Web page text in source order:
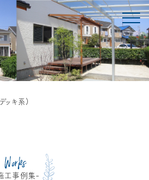
ッキ系)
Works
工事例集-